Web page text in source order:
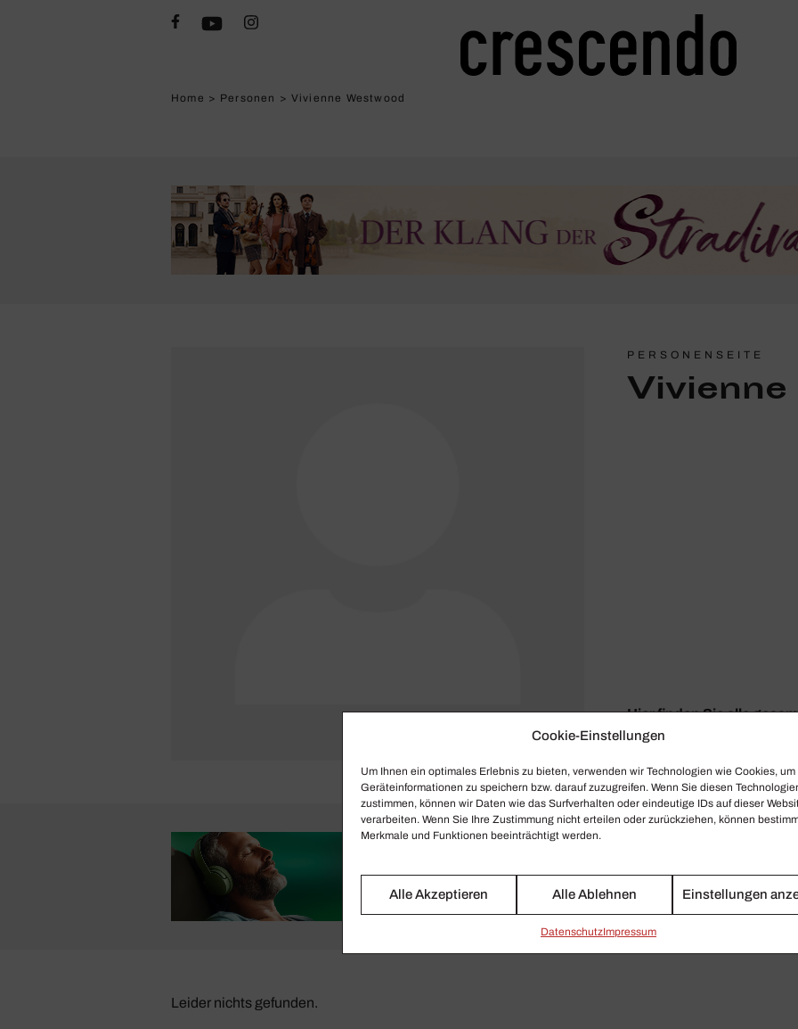
Cookie-Einstellungen
Um Ihnen ein optimales Erlebnis zu bieten, verwenden wir Technologien wie Cookies, um
Geräteinformationen zu speichern bzw. darauf zuzugreifen. Wenn Sie diesen
zustimmen, können wir Daten wie das Surfverhalten oder eindeutige IDs auf dieser
verarbeiten. Wenn Sie Ihre Zustimmung nicht erteilen oder zurückziehen, können
Merkmale und Funktionen beeinträchtigt werden.
Alle Akzeptieren Alle Ablehnen Einstellungen
Daten­schutzImpressum
Home > Personen > Vivienne Westwood
PERSONENSEITE
Hier finden Sie alle
Westwood.
Leider nichts gefunden.